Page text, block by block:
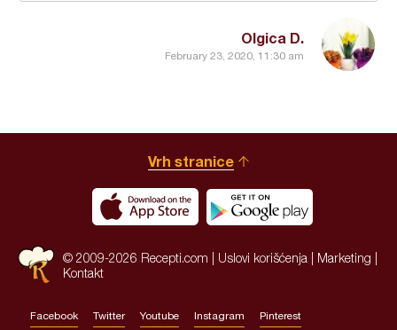
Olgica D.
February 23, 2020, 11:30 am
Vrh stranice
© 2009-2026 Recepti.com | Uslovi korišćenja Marketing
Kontakt
Facebook Twitter Youtube Instagram Pinterest